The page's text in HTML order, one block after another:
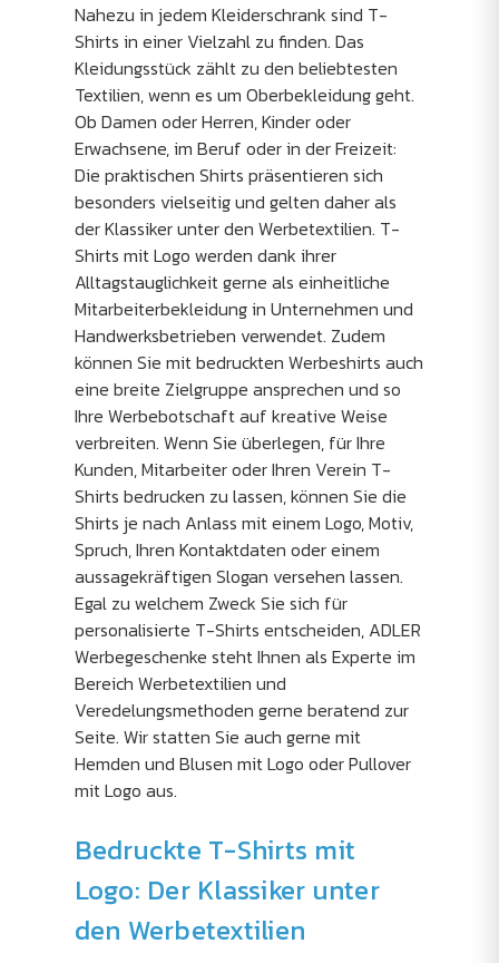
Nahezu in jedem Kleiderschrank sind T-
Shirts in einer Vielzahl zu finden. Das
Kleidungsstück zählt zu den beliebtesten
Textilien, wenn es um Oberbekleidung geht.
Ob Damen oder Herren, Kinder oder
Erwachsene, im Beruf oder in der Freizeit:
Die praktischen Shirts präsentieren sich
besonders vielseitig und gelten daher als
der Klassiker unter den Werbetextilien. T-
Shirts mit Logo werden dank ihrer
Alltagstauglichkeit gerne als einheitliche
Mitarbeiterbekleidung in Unternehmen und
Handwerksbetrieben verwendet. Zudem
können Sie mit bedruckten Werbeshirts auch
eine breite Zielgruppe ansprechen und so
Ihre Werbebotschaft auf kreative Weise
verbreiten. Wenn Sie überlegen, für Ihre
Kunden, Mitarbeiter oder Ihren Verein T-
Shirts bedrucken zu lassen, können Sie die
Shirts je nach Anlass mit einem Logo, Motiv,
Spruch, Ihren Kontaktdaten oder einem
aussagekräftigen Slogan versehen lassen.
Egal zu welchem Zweck Sie sich für
personalisierte T-Shirts entscheiden, ADLER
Werbegeschenke steht Ihnen als Experte im
Bereich Werbetextilien und
Veredelungsmethoden gerne beratend zur
Seite. Wir statten Sie auch gerne mit
Hemden und Blusen mit Logo oder Pullover
mit Logo aus.
Bedruckte T-Shirts mit
Logo: Der Klassiker unter
den Werbetextilien